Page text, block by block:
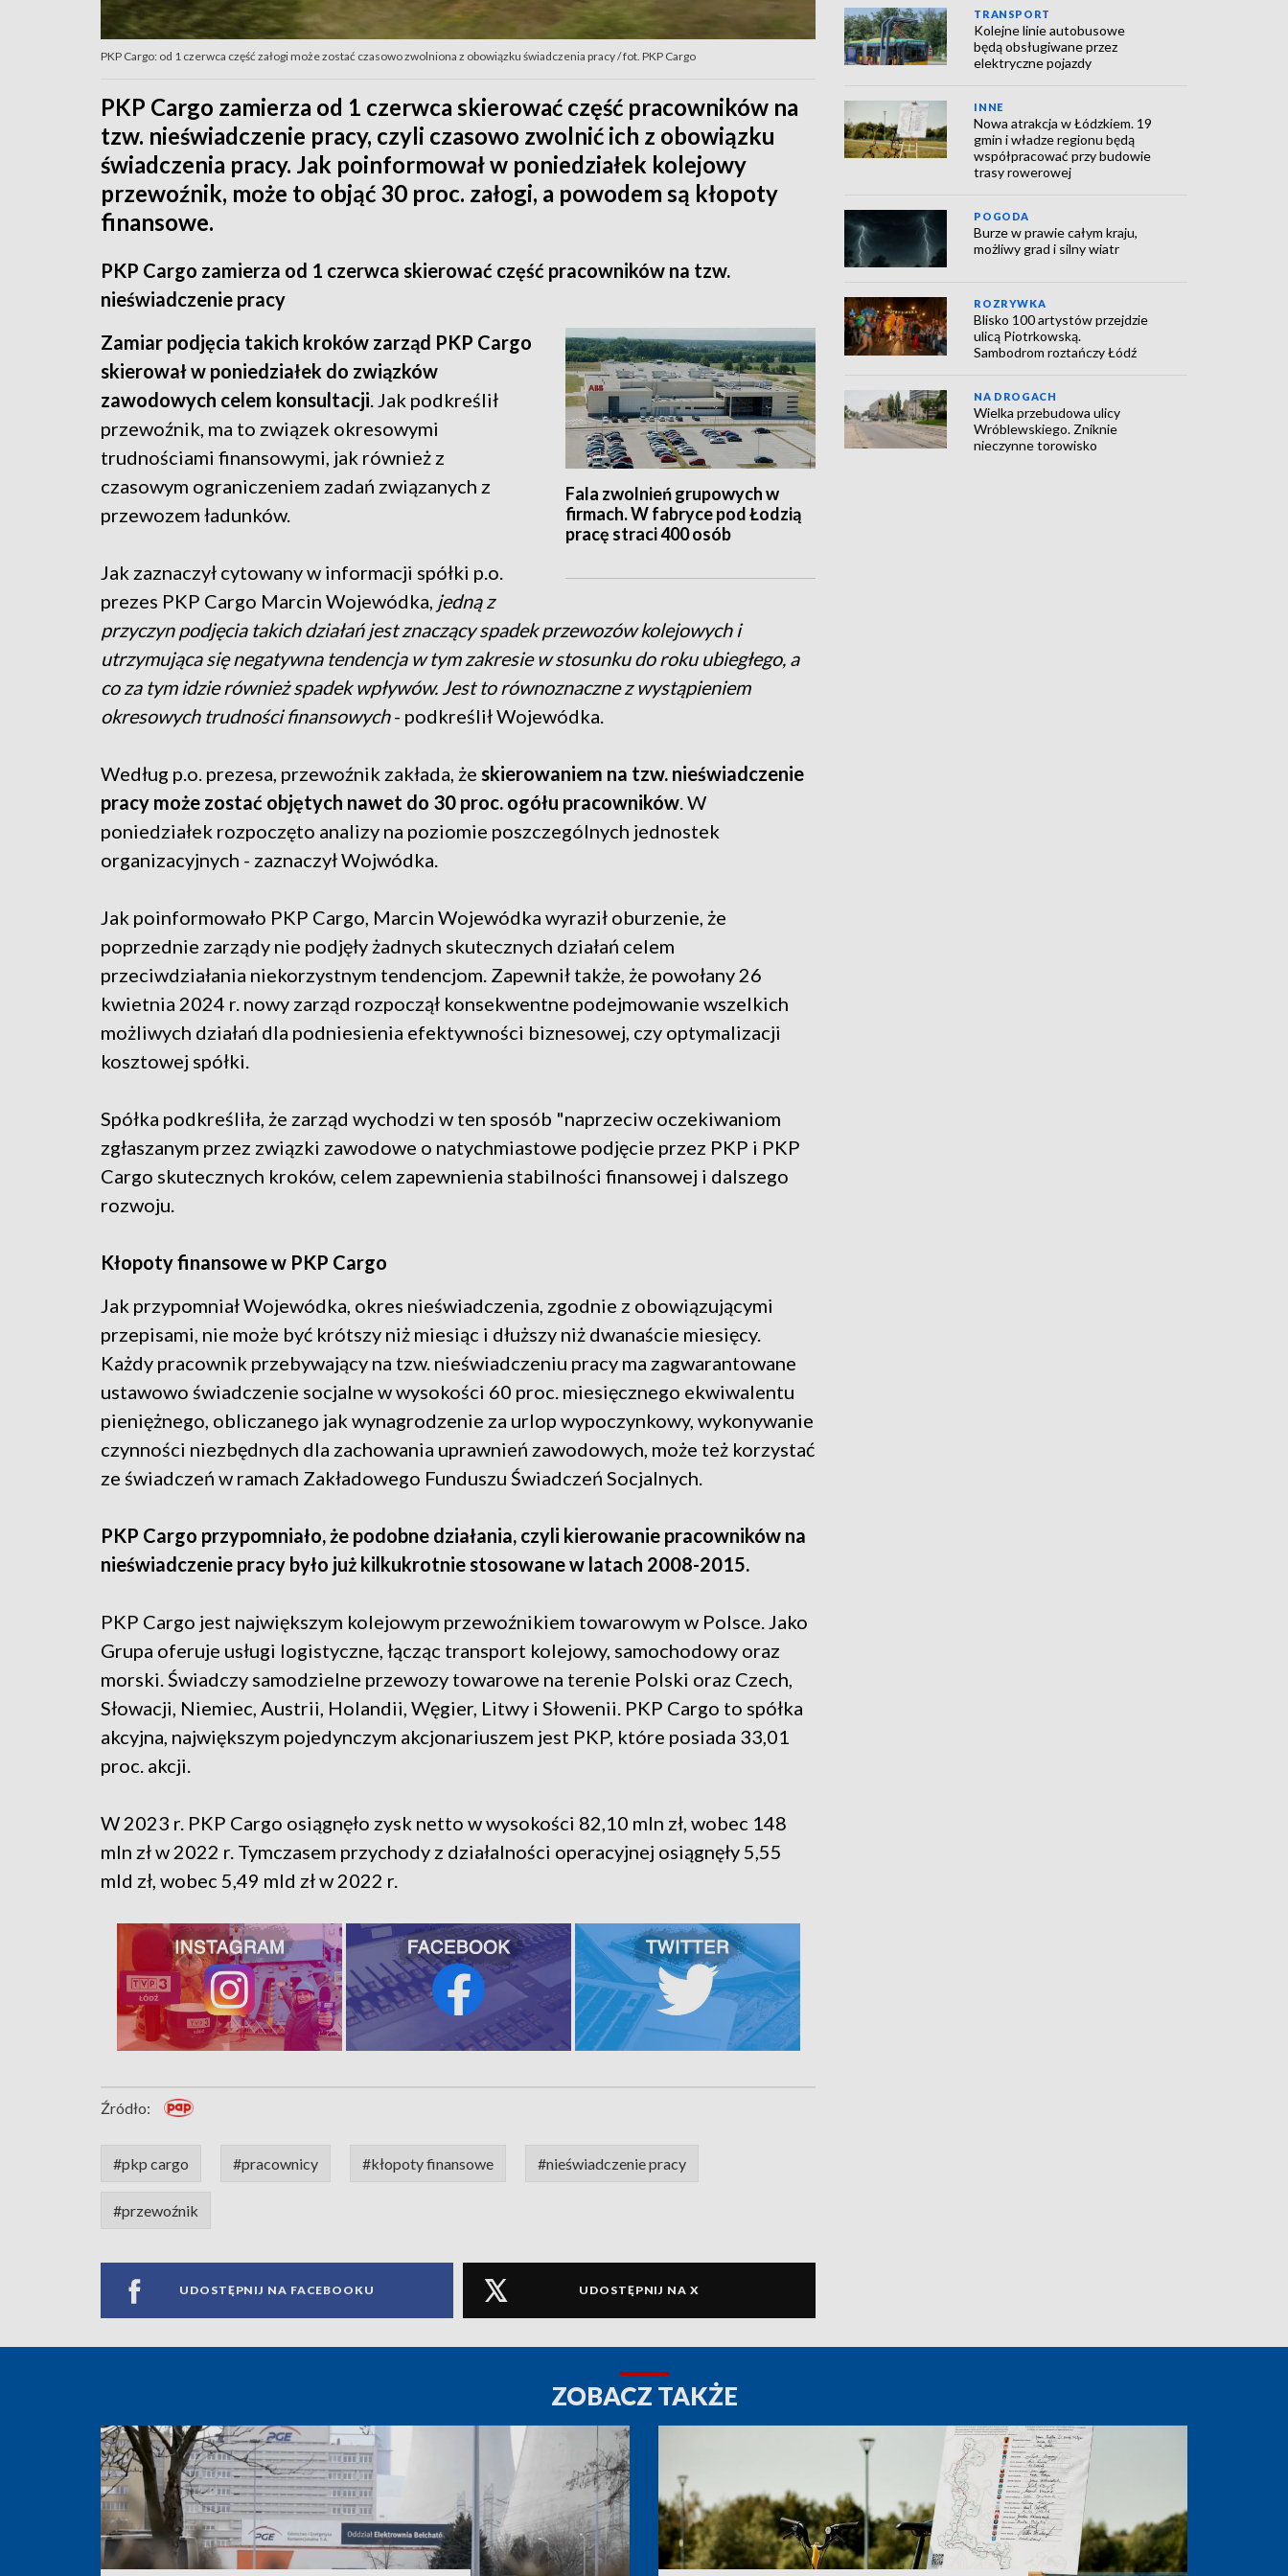
PKP Cargo: od 1 czerwca część załogi może zostać czasowo zwolniona z obowiązku świadczenia pracy / fot. PKP Cargo
PKP Cargo zamierza od 1 czerwca skierować część pracowników na
tzw. nieświadczenie pracy, czyli czasowo zwolnić ich z obowiązku
świadczenia pracy. Jak poinformował w poniedziałek kolejowy
przewoźnik, może to objąć 30 proc. załogi, a powodem są kłopoty
finansowe.
PKP Cargo zamierza od 1 czerwca skierować część pracowników na tzw.
nieświadczenie pracy
Fala zwolnień grupowych w
firmach. W fabryce pod Łodzią
pracę straci 400 osób
Zamiar podjęcia takich kroków zarząd PKP Cargo
skierował w poniedziałek do związków
zawodowych celem konsultacji. Jak podkreślił
przewoźnik, ma to związek okresowymi
trudnościami finansowymi, jak również z
czasowym ograniczeniem zadań związanych z
przewozem ładunków.
Jak zaznaczył cytowany w informacji spółki p.o.
prezes PKP Cargo Marcin Wojewódka, jedną z
przyczyn podjęcia takich działań jest znaczący spadek przewozów kolejowych i
utrzymująca się negatywna tendencja w tym zakresie w stosunku do roku ubiegłego, a
co za tym idzie również spadek wpływów. Jest to równoznaczne z wystąpieniem
okresowych trudności finansowych- podkreślił Wojewódka.
Według p.o. prezesa, przewoźnik zakłada, że skierowaniem na tzw. nieświadczenie
pracy może zostać objętych nawet do 30 proc. ogółu pracowników. W
poniedziałek rozpoczęto analizy na poziomie poszczególnych jednostek
organizacyjnych - zaznaczył Wojwódka.
Jak poinformowało PKP Cargo, Marcin Wojewódka wyraził oburzenie, że
poprzednie zarządy nie podjęły żadnych skutecznych działań celem
przeciwdziałania niekorzystnym tendencjom. Zapewnił także, że powołany 26
kwietnia 2024 r. nowy zarząd rozpoczął konsekwentne podejmowanie wszelkich
możliwych działań dla podniesienia efektywności biznesowej, czy optymalizacji
kosztowej spółki.
Spółka podkreśliła, że zarząd wychodzi w ten sposób "naprzeciw oczekiwaniom
zgłaszanym przez związki zawodowe o natychmiastowe podjęcie przez PKP i PKP
Cargo skutecznych kroków, celem zapewnienia stabilności finansowej i dalszego
rozwoju.
Kłopoty finansowe w PKP Cargo
Jak przypomniał Wojewódka, okres nieświadczenia, zgodnie z obowiązującymi
przepisami, nie może być krótszy niż miesiąc i dłuższy niż dwanaście miesięcy.
Każdy pracownik przebywający na tzw. nieświadczeniu pracy ma zagwarantowane
ustawowo świadczenie socjalne w wysokości 60 proc. miesięcznego ekwiwalentu
pieniężnego, obliczanego jak wynagrodzenie za urlop wypoczynkowy, wykonywanie
czynności niezbędnych dla zachowania uprawnień zawodowych, może też korzystać
ze świadczeń w ramach Zakładowego Funduszu Świadczeń Socjalnych.
PKP Cargo przypomniało, że podobne działania, czyli kierowanie pracowników na
nieświadczenie pracy było już kilkukrotnie stosowane w latach 2008-2015.
PKP Cargo jest największym kolejowym przewoźnikiem towarowym w Polsce. Jako
Grupa oferuje usługi logistyczne, łącząc transport kolejowy, samochodowy oraz
morski. Świadczy samodzielne przewozy towarowe na terenie Polski oraz Czech,
Słowacji, Niemiec, Austrii, Holandii, Węgier, Litwy i Słowenii. PKP Cargo to spółka
akcyjna, największym pojedynczym akcjonariuszem jest PKP, które posiada 33,01
proc. akcji.
W 2023 r. PKP Cargo osiągnęło zysk netto w wysokości 82,10 mln zł, wobec 148
mln zł w 2022 r. Tymczasem przychody z działalności operacyjnej osiągnęły 5,55
mld zł, wobec 5,49 mld zł w 2022 r.
Źródło:
#pkp cargo #pracownicy #kłopoty finansowe #nieświadczenie pracy
#przewoźnik
UDOSTĘPNIJ NA FACEBOOKU UDOSTĘPNIJ NA X
TRANSPORT
Kolejne linie autobusowe
będą obsługiwane przez
elektryczne pojazdy
INNE
Nowa atrakcja w Łódzkiem. 19
gmin i władze regionu będą
współpracować przy budowie
trasy rowerowej
POGODA
Burze w prawie całym kraju,
możliwy grad i silny wiatr
ROZRYWKA
Blisko 100 artystów przejdzie
ulicą Piotrkowską.
Sambodrom roztańczy Łódź
NA DROGACH
Wielka przebudowa ulicy
Wróblewskiego. Zniknie
nieczynne torowisko
ZOBACZ TAKŻE